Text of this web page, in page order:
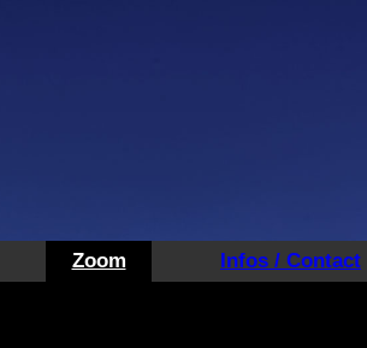
Zoom Infos / Contact